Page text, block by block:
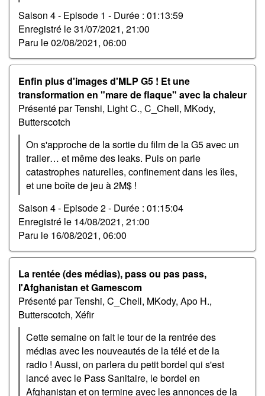
Saison 4 - Episode 1 - Durée : 01:13:59
Enregistré le31/07/2021, 21:00
Paru le02/08/2021, 06:00
Enfin plus d'images d'MLP G5 ! Et une
transformation en "mare de flaque" avec la chaleur
Présenté par Tenshi, Light C., C_Chell, MKody,
Butterscotch
On s'approche de la sortie du film de la G5 avec un
trailer… et même des leaks. Puis on parle
catastrophes naturelles, confinement dans les îles,
et une boîte de jeu à 2M$ !
Saison 4 - Episode 2 - Durée : 01:15:04
Enregistré le 14/08/2021, 21:00
Paru le 16/08/2021, 06:00
La rentée (des médias), pass ou pas pass,
l'Afghanistan et Gamescom
Présenté par Tenshi, C_Chell, MKody, Apo H.,
Butterscotch, Xéfir
Cette semaine on fait le tour de la rentrée des
médias avec les nouveautés de la télé et de la
radio ! Aussi, on parlera du petit bordel qui s'est
lancé avec le Pass Sanitaire, le bordel en
Afghanistan et on termine avec les annonces de la